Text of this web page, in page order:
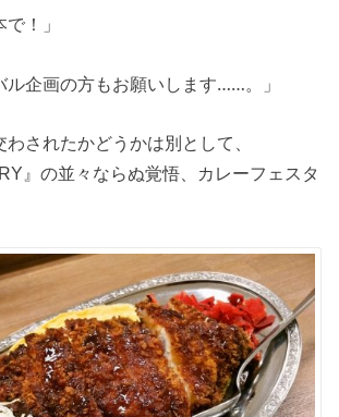
！」
ル企画の方もお願いします……。」
されたかどうかは別として、
』の並々ならぬ覚悟、カレーフェスタ